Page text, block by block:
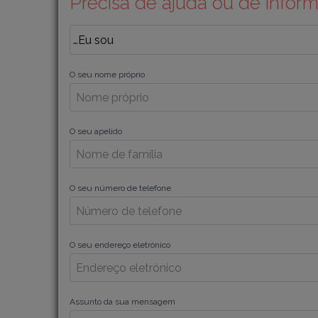
O seu nome próprio
O seu apelido
O seu número de telefone
O seu endereço eletrónico
Assunto da sua mensagem